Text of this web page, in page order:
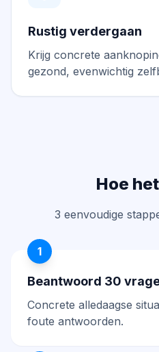
Rustig verdergaan
Krijg concrete
gezond, evenwichtig
Hoe
3 eenvoudige
1
Beantwoord 30
Concrete alledaagse
foute antwoorden.